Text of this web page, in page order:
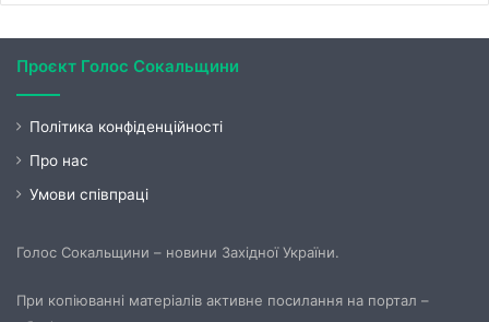
Проєкт Голос Сокальщини
Політика конфіденційності
Про нас
Умови співпраці
Голос Сокальщини – новини Західної України.
При копіюванні матеріалів активне посилання на портал –